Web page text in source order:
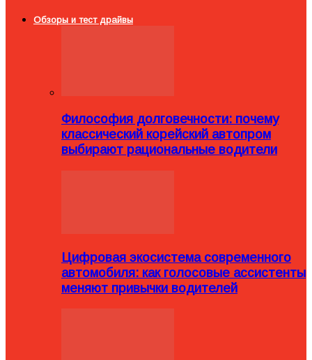
Обзоры и тест драйвы
Философия долговечности: почему
классический корейский автопром
выбирают рациональные водители
Цифровая экосистема современного
автомобиля: как голосовые ассистенты
меняют привычки водителей